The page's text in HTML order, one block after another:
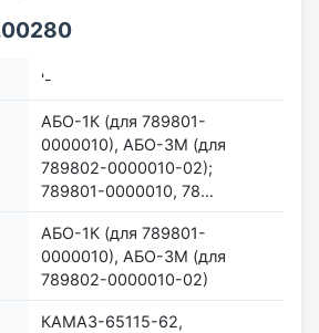
'-
АБО-1К (для 789801-
0000010), АБО-3М (для
789802-0000010-02);
789801-0000010, 78…
АБО-1К (для 789801-
0000010), АБО-3М (для
789802-0000010-02)
КАМАЗ-65115-62,